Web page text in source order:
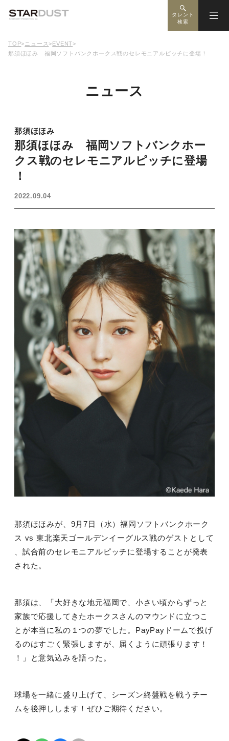
タレント
検索
TOP> ニュース>EVENT>
那須ほほみ 福岡ソフトバンクホークス戦のセレモニアルピッチに登場！
ニュース
那須ほほみ
那須ほほみ 福岡ソフトバンクホー
クス戦のセレモニアルピッチに登場
！
2022.09.04
那須ほほみが、 9月7日（水）福岡ソフトバンクホーク
ス vs東北楽天ゴールデンイーグルス戦のゲストとして
、試合前のセレモニアルピッチに登場することが発表
された。
那須は、「大好きな地元福岡で、小さい頃からずっと
家族で応援してきたホークスさんのマウンドに立つこ
とが本当に私の１つの夢でした。 PayPay ドームで投げ
るのはすごく緊張しますが、届くように頑張ります！
！」と意気込みを語った。
球場を一緒に盛り上げて、シーズン終盤戦を戦うチー
ムを後押しします！ぜひご期待ください。